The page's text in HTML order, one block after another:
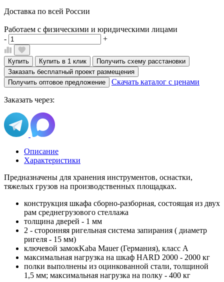
Доставка по всей России
Работаем с физическими и юридическими лицами
-
+
Купить Купить в 1 клик
Получить схему расстановки
Заказать бесплатный проект размещения
Получить оптовое предложение
Скачать каталог с ценами
Заказать через:
Описание
Характеристики
Предназначены для хранения инструментов, оснастки,
тяжелых грузов на производственных площадках.
конструкция шкафа сборно-разборная, состоящая из двух
рам среднегрузового стеллажа
толщина дверей - 1 мм
2 - сторонняя ригельная система запирания ( диаметр
ригеля - 15 мм)
ключевой замокKaba Mauer (Германия), класс А
максимальная нагрузка на шкаф HARD 2000 - 2000 кг
полки выполнены из оцинкованной стали, толщиной
1,5 мм; максимальная нагрузка на полку - 400 кг